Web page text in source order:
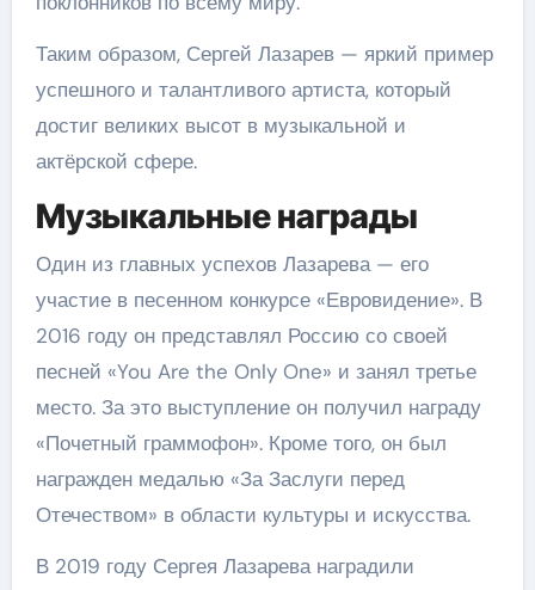
Таким образом, Сергей Лазарев — яркий пример
успешного и талантливого артиста, который
достиг великих высот в музыкальной и
актёрской сфере.
Музыкальные награды
Один из главных успехов Лазарева — его
участие в песенном конкурсе «Евровидение». В
2016 году он представлял Россию со своей
песней «You Are the Only One» и занял третье
место. За это выступление он получил награду
«Почетный граммофон». Кроме того, он был
награжден медалью «За Заслуги перед
Отечеством» в области культуры и искусства.
В 2019 году Сергея Лазарева наградили